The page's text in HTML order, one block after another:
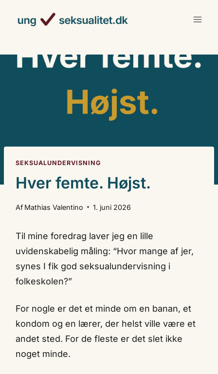
SEKSUALUNDERVISNING
Hver femte. Højst.
Af Mathias Valentino 1. juni 2026
Til mine foredrag laver jeg en lille
uvidenskabelig måling: “Hvor mange af jer,
synes I fik god seksualundervisning i
folkeskolen?”
For nogle er det et minde om en banan, et
kondom og en lærer, der helst ville være et
andet sted. For de fleste er det slet ikke
noget minde.